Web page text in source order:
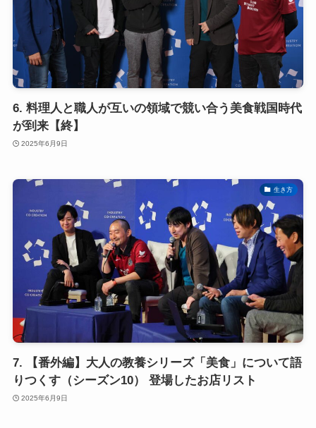
6. 料理人と職人が互いの領域で競い合う美食戦国時代
が到来【終】
2025年6月9日
生き方
7. 【番外編】大人の教養シリーズ「美食」について語
りつくす（シーズン10） 登場したお店リスト
2025年6月9日